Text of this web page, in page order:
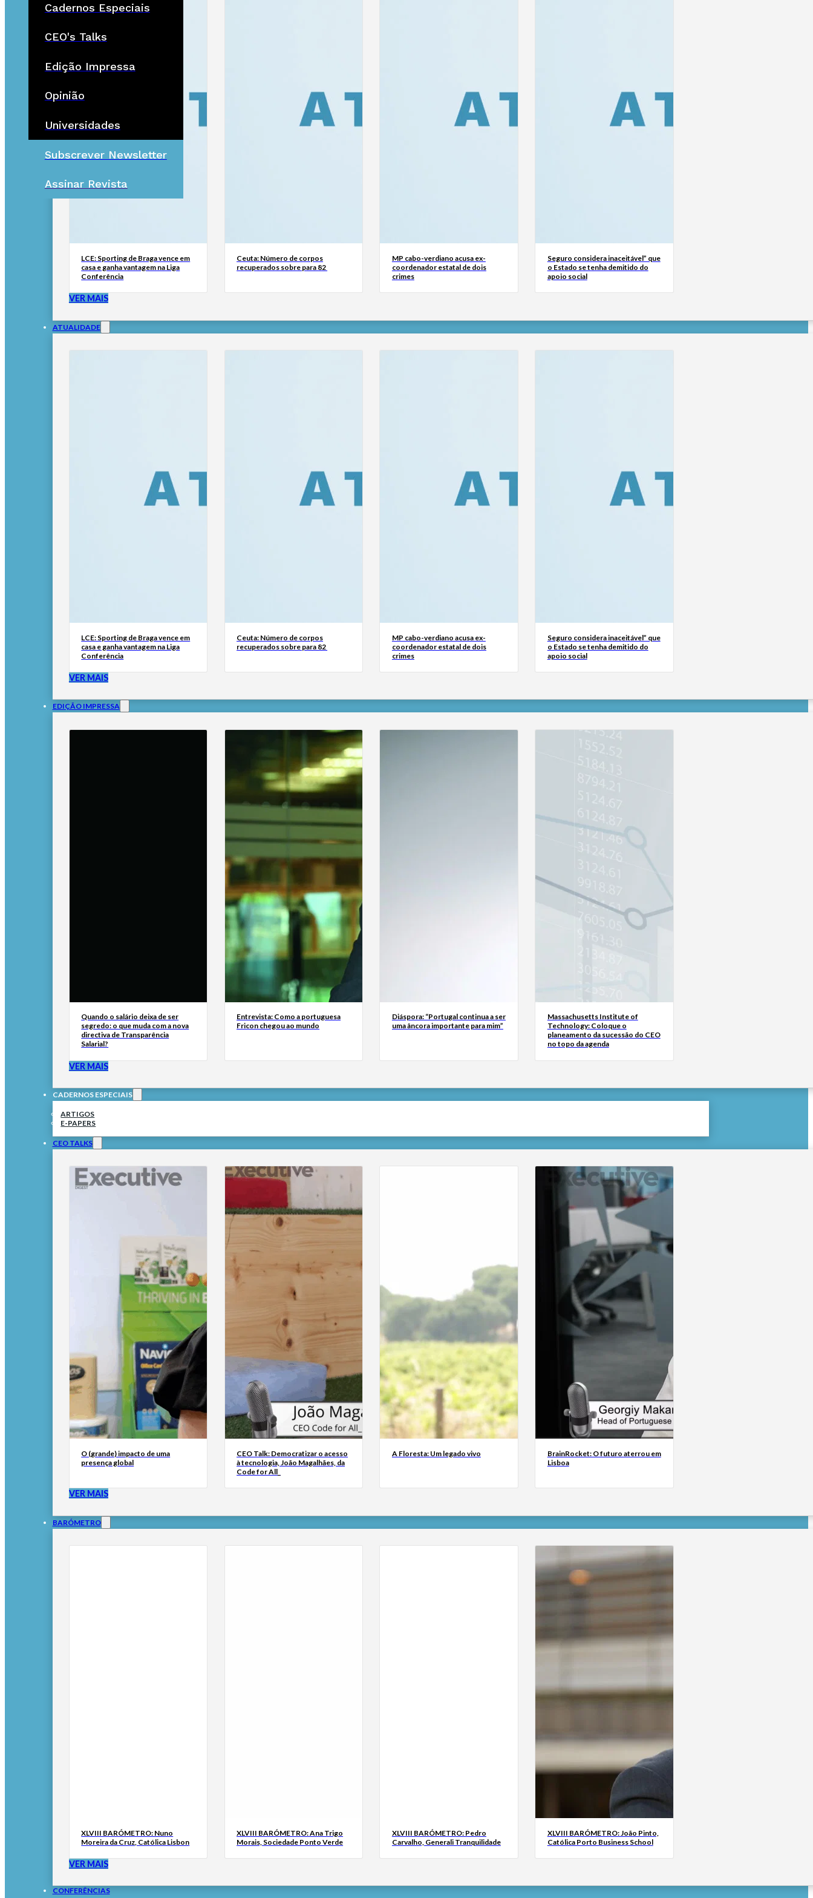
Cadernos Especiais
CEO's Talks
Edição Impressa
Opinião
Universidades
Subscrever Newsletter
Assinar Revista
LCE: Sporting de Braga vence em
casa e ganha vantagem na Liga
Conferência
Ceuta: Número de corpos
recuperados sobre para 82
MP cabo-verdiano acusa ex-
coordenador estatal de dois
crimes
Seguro considera inaceitável” que
o Estado se tenha demitido do
apoio social
VER MAIS
ATUALIDADE
LCE: Sporting de Braga vence em
casa e ganha vantagem na Liga
Conferência
Ceuta: Número de corpos
recuperados sobre para 82
MP cabo-verdiano acusa ex-
coordenador estatal de dois
crimes
Seguro considera inaceitável” que
o Estado se tenha demitido do
apoio social
VER MAIS
EDIÇÃO IMPRESSA
Quando o salário deixa de ser
segredo: o que muda com a nova
directiva de Transparência
Salarial?
Entrevista: Como a portuguesa
Fricon chegou ao mundo
Diáspora: “Portugal continua a ser
uma âncora importante para mim”
Massachusetts Institute of
Technology: Coloque o
planeamento da sucessão do CEO
no topo da agenda
VER MAIS
CADERNOS ESPECIAIS
ARTIGOS
E-PAPERS
CEO TALKS
O (grande) impacto de uma
presença global
CEO Talk: Democratizar o acesso
à tecnologia, João Magalhães, da
Code for All_
A Floresta: Um legado vivo
BrainRocket: O futuro aterrou em
Lisboa
VER MAIS
BARÓMETRO
XLVIII BARÓMETRO: Nuno
Moreira da Cruz, Católica Lisbon
XLVIII BARÓMETRO: Ana Trigo
Morais, Sociedade Ponto Verde
XLVIII BARÓMETRO: Pedro
Carvalho, Generali Tranquilidade
XLVIII BARÓMETRO: João Pinto,
Católica Porto Business School
VER MAIS
CONFERÊNCIAS